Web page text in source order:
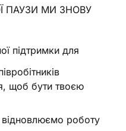
ПАУЗИ МИ ЗНОВУ
підтримки для
щоб бути твоєю
роботу